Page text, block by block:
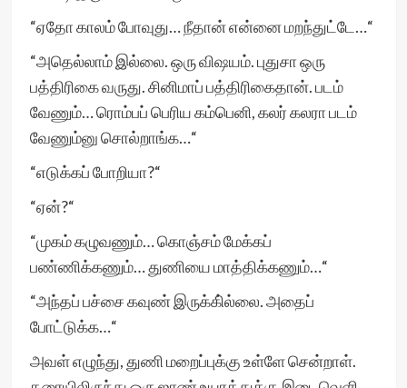
“ஏதோ காலம் போவுது… நீதான் என்னை மறந்துட்டே…“
“அதெல்லாம் இல்லை. ஒரு விஷயம். புதுசா ஒரு
பத்திரிகை வருது. சினிமாப் பத்திரிகைதான். படம்
வேணும்… ரொம்பப் பெரிய கம்பெனி, கலர் கலரா படம்
வேணும்னு சொல்றாங்க…“
“எடுக்கப் போறியா?“
“ஏன்?“
“முகம் கழுவணும்… கொஞ்சம் மேக்கப்
பண்ணிக்கணும்… துணியை மாத்திக்கணும்…“
“அந்தப் பச்சை கவுண் இருக்கி்ல்லை. அதைப்
போட்டுக்க…“
அவள் எழுந்து, துணி மறைப்புக்கு உள்ளே சென்றாள்.